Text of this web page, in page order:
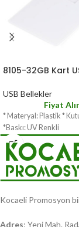
8105-32GB Kart
USB Bellekler
Fiyat
* Materyal: Plastik *
*Baskı: UV Renkli
Kocaeli Promosyon
Adres: Yeni Mah.